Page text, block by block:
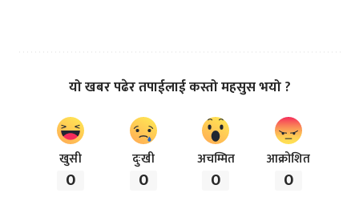
यो खबर पढेर तपाईलाई कस्तो महसुस भयो ?
खुसी
0
दुःखी
0
अचम्मित
0
आक्रोशित
0